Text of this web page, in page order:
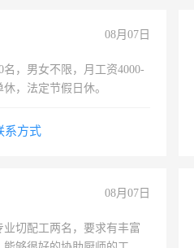
08月07日
名，男女不限，月工资4000-
休，法定节假日休。
系方式
08月07日
业切配工两名，要求有丰富